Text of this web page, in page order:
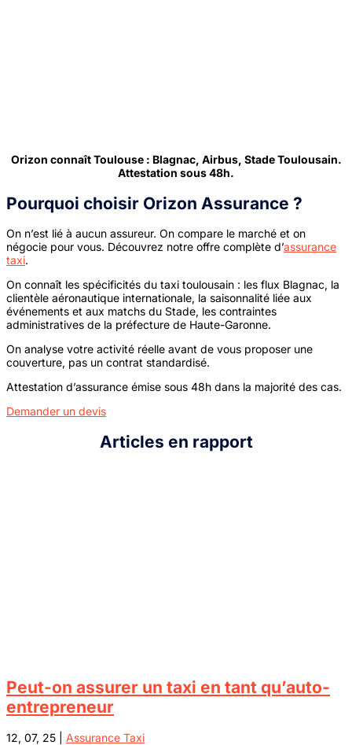
Orizon connaît Toulouse : Blagnac, Airbus, Stade Toulousain.
Attestation sous 48h.
Pourquoi choisir Orizon Assurance ?
On n’est lié à aucun assureur. On compare le marché et on
négocie pour vous. Découvrez notre offre complète d’assurance
taxi.
On connaît les spécificités du taxi toulousain : les flux Blagnac, la
clientèle aéronautique internationale, la saisonnalité liée aux
événements et aux matchs du Stade, les contraintes
administratives de la préfecture de Haute-Garonne.
On analyse votre activité réelle avant de vous proposer une
couverture, pas un contrat standardisé.
Attestation d’assurance émise sous 48h dans la majorité des cas.
Demander un devis
Articles en rapport
Peut-on assurer un taxi en tant qu’auto-
entrepreneur
12, 07, 25
Assurance Taxi